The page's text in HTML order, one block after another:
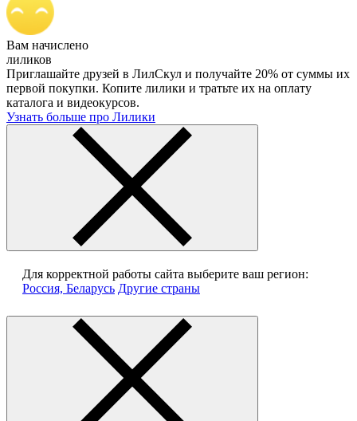
Вам начислено
лиликов
Приглашайте друзей в ЛилСкул и получайте 20% от суммы их
первой покупки. Копите лилики и тратьте их на оплату
каталога и видеокурсов.
Узнать больше про Лилики
Для корректной работы сайта выберите ваш регион:
Россия, Беларусь Другие страны